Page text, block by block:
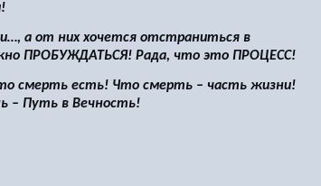
а от них хочется отстраниться в
ПРОБУЖДАТЬСЯ! Рада, что это ПРОЦЕСС!
смерть есть! Что смерть – часть жизни!
– Путь в Вечность!